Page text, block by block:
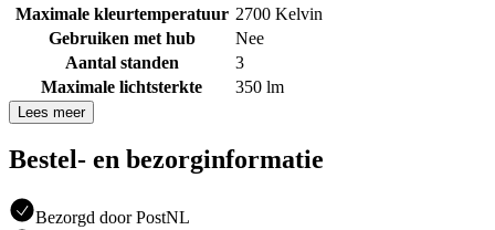
Maximale kleurtemperatuur 2700 Kelvin
Gebruiken met hub
Nee
Aantal standen
3
Maximale lichtsterkte
350 lm
Lees meer
Bestel- en bezorginformatie
Bezorgd door PostNL